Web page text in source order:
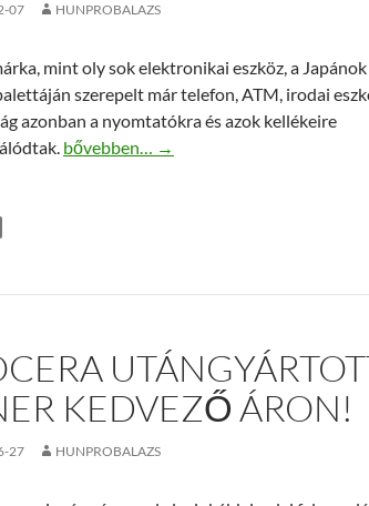
07 HUNPROBALAZS
mint oly sok elektronikai eszköz, a
szerepelt már telefon, ATM, irodai
azonban a nyomtatókra és azok kellékeire
Oki utángyártott toner, a megfizethető
bővebben… →
KEDVEZŐ ÁRON!
27 HUNPROBALAZS